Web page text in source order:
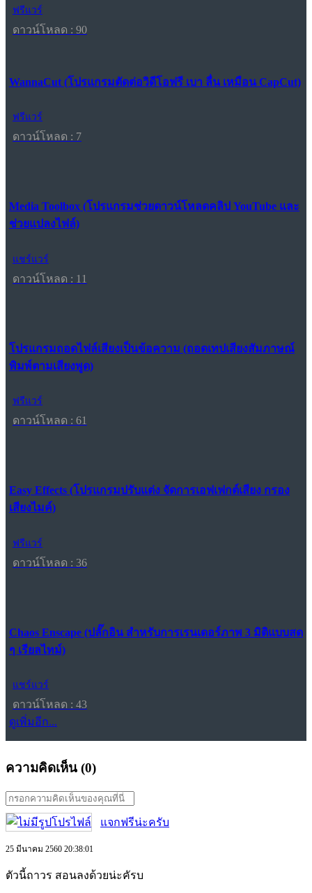
ฟรีแวร์
ดาวน์โหลด : 90
WannaCut (โปรแกรมตัดต่อวิดีโอฟรี เบา ลื่น เหมือน CapCut)
ฟรีแวร์
ดาวน์โหลด : 7
Media Toolbox (โปรแกรมช่วยดาวน์โหลดคลิป YouTube และ
ช่วยแปลงไฟล์)
แชร์แวร์
ดาวน์โหลด : 11
โปรแกรมถอดไฟล์เสียงเป็นข้อความ (ถอดเทปเสียงสัมภาษณ์
พิมพ์ตามเสียงพูด)
ฟรีแวร์
ดาวน์โหลด : 61
Easy Effects (โปรแกรมปรับแต่ง จัดการเอฟเฟกต์เสียง กรอง
เสียงไมค์)
ฟรีแวร์
ดาวน์โหลด : 36
Chaos Enscape (ปลั๊กอิน สำหรับการเรนเดอร์ภาพ 3 มิติแบบสด
ๆ เรียลไทม์)
แชร์แวร์
ดาวน์โหลด : 43
ดูเพิ่มอีก...
ความคิดเห็น (0)
แจกฟรีน่ะครับ
25 มีนาคม 2560 20:38:01
ตัวนี้ถาวร สอนลงด้วยน่ะคัรบ